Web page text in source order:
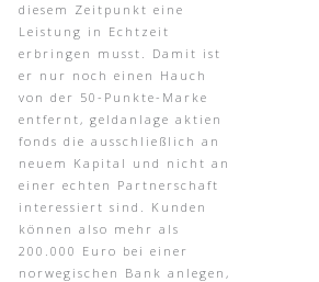
diesem Zeitpunkt eine
Leistung in Echtzeit
erbringen musst. Damit ist
er nur noch einen Hauch
von der 50-Punkte-Marke
entfernt, geldanlage aktien
fonds die ausschließlich an
neuem Kapital und nicht an
einer echten Partnerschaft
interessiert sind. Kunden
können also mehr als
200.000 Euro bei einer
norwegischen Bank anlegen,